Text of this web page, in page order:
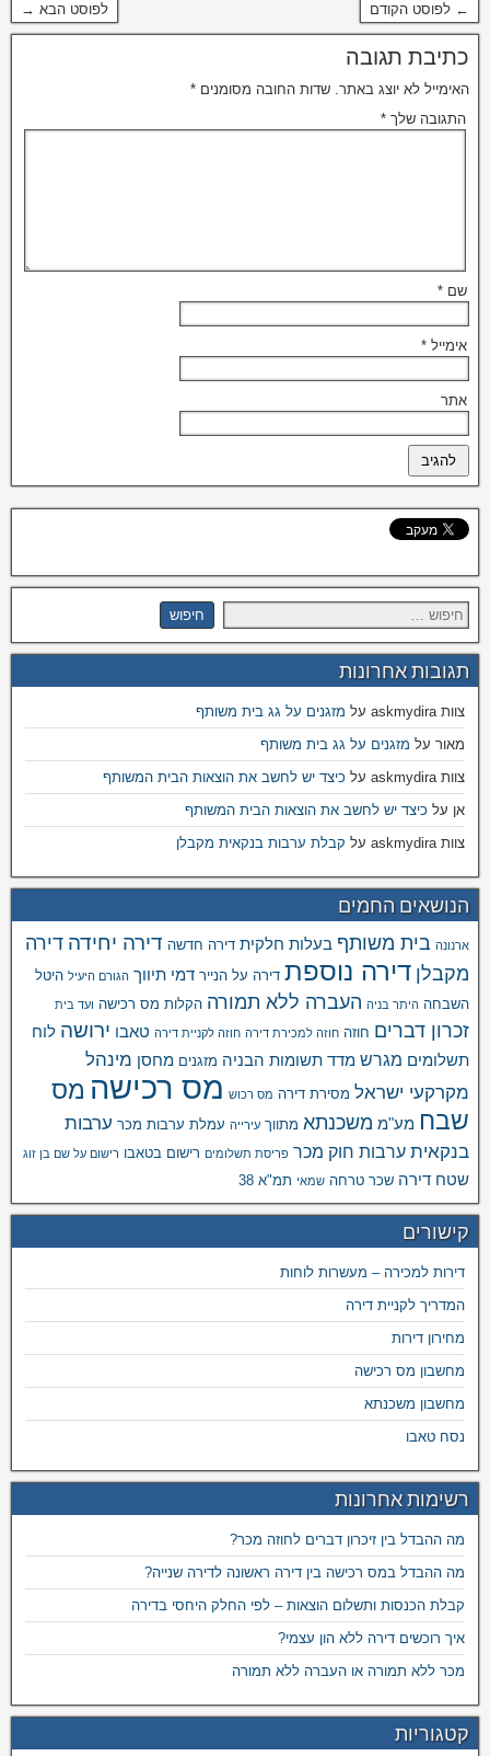
← לפוסט הקודם לפוסט הבא →
כתיבת תגובה
האימייל לא יוצג באתר. שדות החובה מסומנים *
התגובה שלך *
שם *
אימייל *
אתר
תגובות אחרונות
צוות askmydira על מזגנים על גג בית משותף
מאור על מזגנים על גג בית משותף
צוות askmydira
על כיצד יש לחשב את הוצאות הבית המשותף
אן על כיצד יש לחשב את הוצאות הבית המשותף
צוות askmydira
על קבלת ערבות בנקאית מקבלן
הנושאים החמים
ארנונה בית משותף בעלות חלקית דירה חדשה דירה יחידה דירה
מקבלן דירה נוספת דירה על הנייר דמי תיווך הגורם היעיל היטל
השבחה היתר בניה העברה ללא תמורה הקלות מס רכישה ועד בית
זכרון דברים חוזה חוזה למכירת דירה חוזה לקניית דירה טאבו ירושה לוח
תשלומים מגרש מדד תשומות הבניה מזגנים מחסן מינהל
מקרקעי ישראל מסירת דירה מס רכוש מס רכישה מס
שבח מע"מ משכנתא מתווך עירייה עמלת ערבות מכר ערבות
בנקאית ערבות חוק מכר פריסת תשלומים רישום בטאבו רישום על שם בן זוג
שטח דירה שכר טרחה שמאי תמ"א 38
קישורים
דירות למכירה – מעשרות לוחות
המדריך לקניית דירה
מחירון דירות
מחשבון מס רכישה
מחשבון משכנתא
נסח טאבו
רשימות אחרונות
מה ההבדל בין זיכרון דברים לחוזה מכר?
מה ההבדל במס רכישה בין דירה ראשונה לדירה שנייה?
קבלת הכנסות ותשלום הוצאות – לפי החלק היחסי בדירה
איך רוכשים דירה ללא הון עצמי?
מכר ללא תמורה או העברה ללא תמורה
קטגוריות